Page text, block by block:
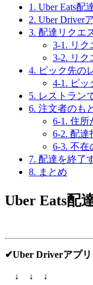
1. Uber Eats配
2. Uber Driver
3. 配達リクエ
3-1. リク
3-2. リク
4. ピック先の
4-1. ピッ
5. レストラン
6. 注文者のも
6-1. 住所
6-2. 配達
6-3. 不在
7. 配達を終了
8. まとめ
Uber Eats配
✔Uber Driverアプ
↓ ↓ ↓